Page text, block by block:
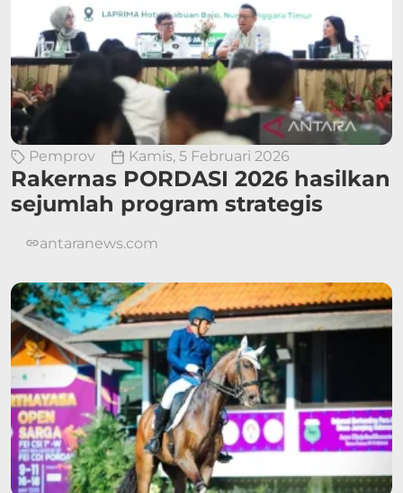
Pemprov Kamis, 5 Februari 2026
Rakernas PORDASI 2026 hasilkan
sejumlah program strategis
antaranews.com